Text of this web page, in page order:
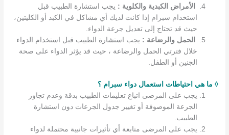
الأمراض الكبدية والكلوية : يجب استشارة الطبيب قبل
استخدام سبرام إذا كانت لديك أي مشاكل في الكبد أو الكليتين،
حيث قد تحتاج إلى تعديل جرعة الدواء.
الحمل والرضاعة : يجب استشارة الطبيب قبل استخدام الدواء
خلال فترتي الحمل والرضاعة ، حيث قد يؤثر الدواء على صحة
الجنين أو الطفل.
◊ ما هي احتياطات استعمال دواء سبرام ؟
يجب على المرضى اتباع تعليمات الطبيب بدقة وعدم تجاوز
الجرعة الموصوفة أو تغيير جدول الجرعات دون استشارة
الطبيب.
يجب على المرضى متابعة أي تأثيرات جانبية محتملة لدواء